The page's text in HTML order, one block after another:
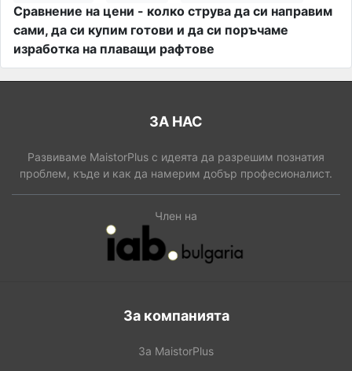
Сравнение на цени - колко струва да си направим
сами, да си купим готови и да си поръчаме
изработка на плаващи рафтове
ЗА НАС
Развиваме MaistorPlus с идеята да разрешим познатия
проблем, къде и как да намерим добър професионалист.
Член на
За компанията
За MaistorPlus